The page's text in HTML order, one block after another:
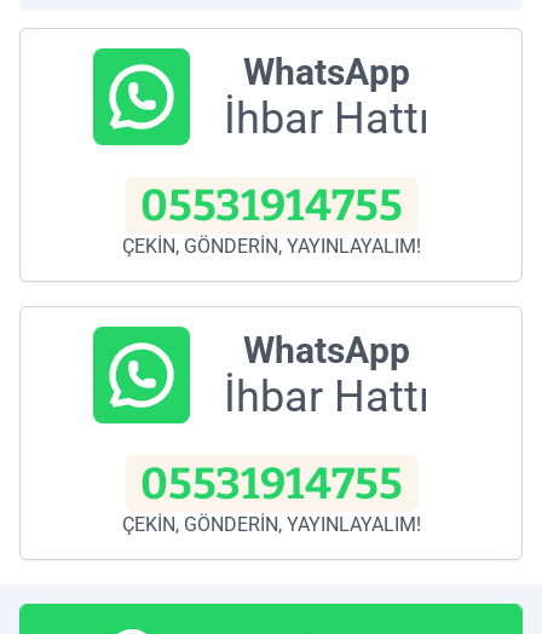
WhatsApp
İhbar Hattı
05531914755
ÇEKİN, GÖNDERİN, YAYINLAYALIM!
WhatsApp
İhbar Hattı
05531914755
ÇEKİN, GÖNDERİN, YAYINLAYALIM!